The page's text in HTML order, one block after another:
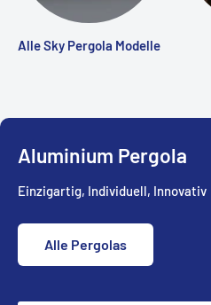
Alle Sky Pergola Modelle
Aluminium Pergola
Einzigartig, Individuell, Innovativ
Alle Pergolas